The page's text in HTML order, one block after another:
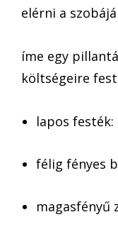
elérni a
íme egy
költségeire
lapos festék:
félig fényes
magasfényű